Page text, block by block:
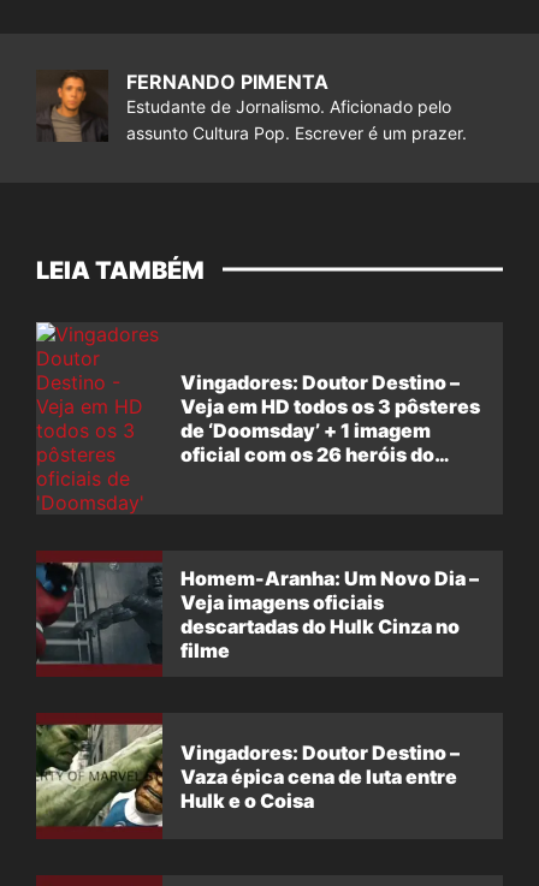
FERNANDO PIMENTA
Estudante de Jornalismo. Aficionado pelo
assunto Cultura Pop. Escrever é um prazer.
LEIA TAMBÉM
Vingadores: Doutor Destino –
Veja em HD todos os 3 pôsteres
de ‘Doomsday’ + 1 imagem
oficial com os 26 heróis do
Homem-Aranha: Um Novo Dia –
Veja imagens oficiais
descartadas do Hulk Cinza no
filme
Vingadores: Doutor Destino –
Vaza épica cena de luta entre
Hulk e o Coisa